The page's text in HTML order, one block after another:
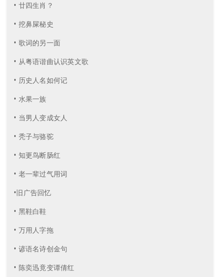
• 廿四生肖？
• 挖鼻屎秘史
• 歌词的另一面
• 从粤语谐曲认识英文歌
• 历史人名如何记
• 水果一族
• 当男人变成女人
• 秃子与骆驼
• 知更鸟断肠红
• 老一辈过气用词
•旧广告回忆
• 黑鞋白鞋
• 万用人字拖
• 谚语名诗创金句
• 陈奕迅竟变谭倩红